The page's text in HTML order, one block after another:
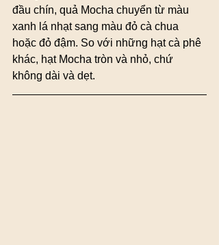
đầu chín, quả Mocha chuyển từ màu
xanh lá nhạt sang màu đỏ cà chua
hoặc đỏ đậm. So với những hạt cà phê
khác, hạt Mocha tròn và nhỏ, chứ
không dài và dẹt.